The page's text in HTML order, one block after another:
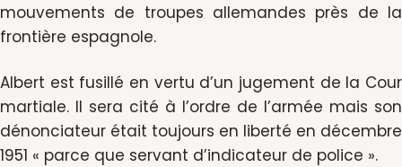
mouvements de troupes allemandes près de la
frontière espagnole.
Albert est fusillé en vertu d’un jugement de la Cour
martiale. Il sera cité à l’ordre de l’armée mais son
dénonciateur était toujours en liberté en décembre
1951 « parce que servant d’indicateur de police ».